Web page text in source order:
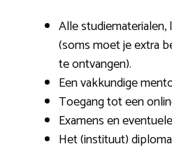
Alle
(soms moet je extra
te ontvangen).
Een vakkundige
Toegang tot een
Examens en
Het (instituut)